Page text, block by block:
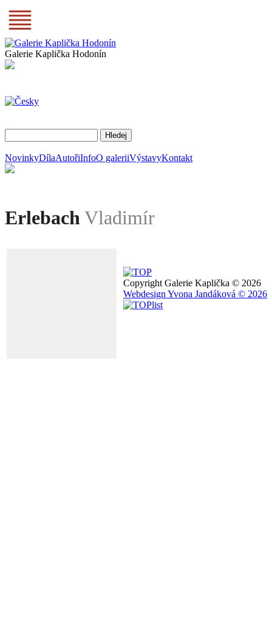
Galerie Kaplička Hodonín
NovinkyDílaAutořiInfoO galeriiVýstavyKontakt
ErlebachVladimír
Copyright Galerie Kaplička © 2026
Webdesign Yvona Jandáková © 2026